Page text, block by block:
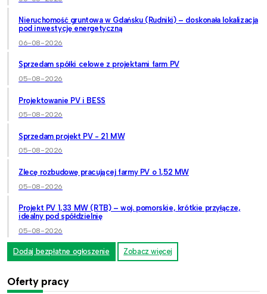
Nieruchomość gruntowa w Gdańsku (Rudniki) – doskonała lokalizacja
pod inwestycję energetyczną
06-08-2026
Sprzedam spółki celowe z projektami farm PV
05-08-2026
Projektowanie PV i BESS
05-08-2026
Sprzedam projekt PV - 21 MW
05-08-2026
Zlecę rozbudowę pracującej farmy PV o 1,52 MW
05-08-2026
Projekt PV 1,33 MW (RTB) – woj. pomorskie, krótkie przyłącze,
idealny pod spółdzielnię
05-08-2026
Dodaj bezpłatne ogłoszenie Zobacz więcej
Oferty pracy